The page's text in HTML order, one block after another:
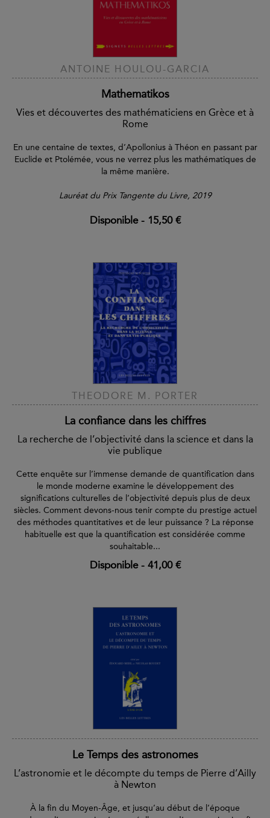
ANTOINE HOULOU-GARCIA
Mathematikos
Vies et découvertes des mathématiciens en Grèce et à
Rome
En une centaine de textes, d’Apollonius à Théon en passant par
Euclide et Ptolémée, vous ne verrez plus les mathématiques de
la même manière.
Lauréat du Prix Tangente du Livre, 2019
Disponible- 15,50 €
THEODORE M. PORTER
La confiance dans les chiffres
La recherche de l’objectivité dans la science et dans la
vie publique
Cette enquête sur l’immense demande de quantification dans
le monde moderne examine le développement des
significations culturelles de l’objectivité depuis plus de deux
siècles. Comment devons-nous tenir compte du prestige actuel
des méthodes quantitatives et de leur puissance ? La réponse
habituelle est que la quantification est considérée comme
souhaitable...
Disponible- 41,00 €
Le Temps des astronomes
L’astronomie et le décompte du temps de Pierre d’Ailly
à Newton
À la fin du Moyen-Âge, et jusqu’au début de l’époque